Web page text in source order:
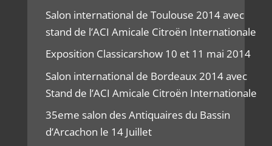
Salon international de Toulouse 2014 avec
stand de l’ACI Amicale Citroën Internationale
Exposition Classicarshow 10 et 11 mai 2014
Salon international de Bordeaux 2014 avec
Stand de l’ACI Amicale Citroën Internationale
35eme salon des Antiquaires du Bassin
d’Arcachon le 14 Juillet